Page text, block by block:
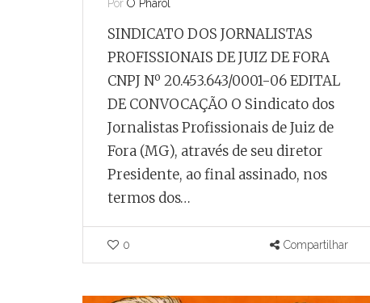
Por O Pharol
SINDICATO DOS JORNALISTAS
PROFISSIONAIS DE JUIZ DE FORA
CNPJ Nº 20.453.643/0001-06 EDITAL
DE CONVOCAÇÃO O Sindicato dos
Jornalistas Profissionais de Juiz de
Fora (MG), através de seu diretor
Presidente, ao final assinado, nos
termos dos…
0 Compartilhar
levada de
foi feita no
os anos
e 30, e não na
do século
Welber Luiz dos
estrutura tenha sido
pela Companhia
moradores de
Fora é
individual
Por O Pharol
Enquanto Minas
alcança 104,78 por mil
habitantes.